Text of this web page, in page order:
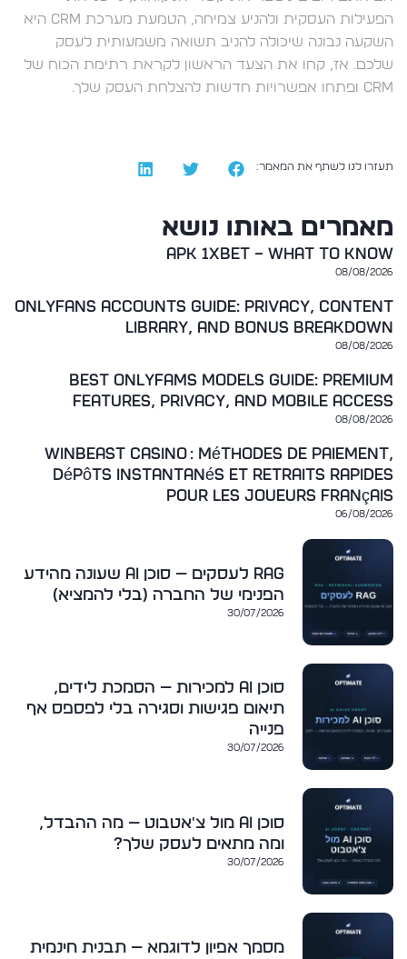
מאמרים באותו נושא
apk 1xbet – What to Know
08/08/2026
OnlyFans Accounts Guide: Privacy, Content
Library, and Bonus Breakdown
08/08/2026
Best OnlyFams Models Guide: Premium
Features, Privacy, and Mobile Access
08/08/2026
WinBeast Casino : méthodes de paiement,
dépôts instantanés et retraits rapides
pour les joueurs français
06/08/2026
RAG לעסקים — סוכן AI שעונה מהידע
הפנימי של החברה (בלי להמציא)
30/07/2026
סוכן AI למכירות — הסמכת לידים,
תיאום פגישות וסגירה בלי לפספס אף
פנייה
30/07/2026
סוכן AI מול צ'אטבוט — מה ההבדל,
ומה מתאים לעסק שלך?
30/07/2026
מסמך אפיון לדוגמא — תבנית חינמית
הפעילות העסקית ולהניע צמיחה, הטמעת מערכת CRM היא
השקעה נבונה שיכולה להניב תשואה משמעותית לעסק
שלכם. אז, קחו את הצעד הראשון לקראת רתימת הכוח של
CRM ופתחו אפשרויות חדשות להצלחת העסק שלך.
תעזרו לנו לשתף את המאמר: